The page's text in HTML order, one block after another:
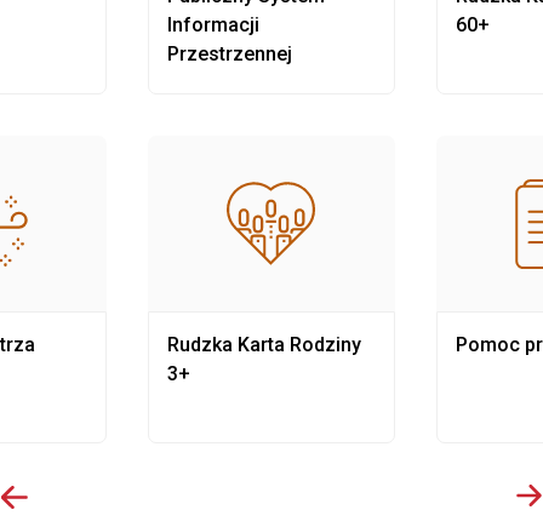
Informacji
Przestrzennej
Rudzka Karta Rodziny
3+
60+
Pomoc